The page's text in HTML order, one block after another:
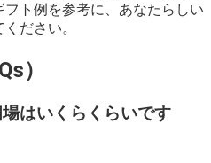
ト例を参考に、あなたらしい
ださい。
）
はいくらくらいです